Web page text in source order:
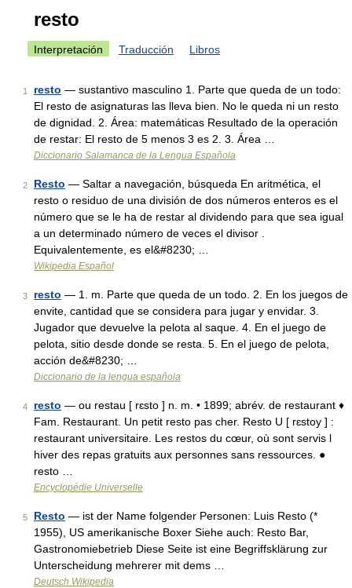
resto
Interpretación Traducción Libros
1 resto — sustantivo masculino 1. Parte que queda de un todo:
El resto de asignaturas las lleva bien. No le queda ni un resto
de dignidad. 2. Área: matemáticas Resultado de la operación
de restar: El resto de 5 menos 3 es 2. 3. Área …
Diccionario Salamanca de la Lengua Española
2 Resto — Saltar a navegación, búsqueda En aritmética, el
resto o residuo de una división de dos números enteros es el
número que se le ha de restar al dividendo para que sea igual
a un determinado número de veces el divisor .
Equivalentemente, es el&#8230; …
Wikipedia Español
3 resto — 1. m. Parte que queda de un todo. 2. En los juegos de
envite, cantidad que se considera para jugar y envidar. 3.
Jugador que devuelve la pelota al saque. 4. En el juego de
pelota, sitio desde donde se resta. 5. En el juego de pelota,
acción de&#8230; …
Diccionario de la lengua española
4 resto — ou restau [ rɛsto ] n. m. • 1899; abrév. de restaurant ♦
Fam. Restaurant. Un petit resto pas cher. Resto U [ rɛstoy ] :
restaurant universitaire. Les restos du cœur, où sont servis l
hiver des repas gratuits aux personnes sans ressources. ●
resto …
Encyclopédie Universelle
5 Resto — ist der Name folgender Personen: Luis Resto (*
1955), US amerikanische Boxer Siehe auch: Resto Bar,
Gastronomiebetrieb Diese Seite ist eine Begriffsklärung zur
Unterscheidung mehrerer mit dems …
Deutsch Wikipedia